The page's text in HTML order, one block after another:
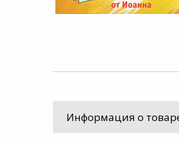
Информация о